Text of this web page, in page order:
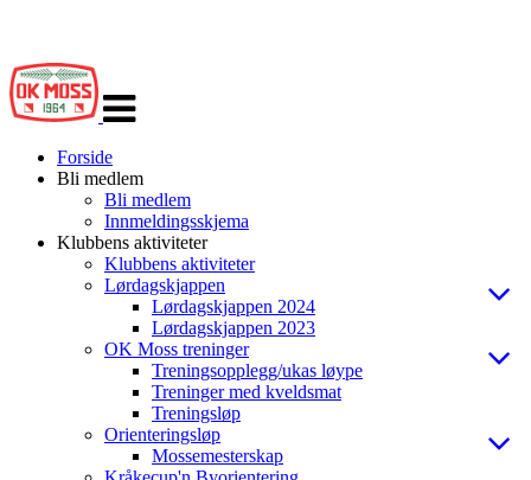
navigasjon
Forside
Bli medlem
Bli medlem
Innmeldingsskjema
Klubbens aktiviteter
Klubbens aktiviteter
Lørdagskjappen
Lørdagskjappen 2024
Lørdagskjappen 2023
OK Moss treninger
Treningsopplegg/ukas løype
Treninger med kveldsmat
Treningsløp
Orienteringsløp
Mossemesterskap